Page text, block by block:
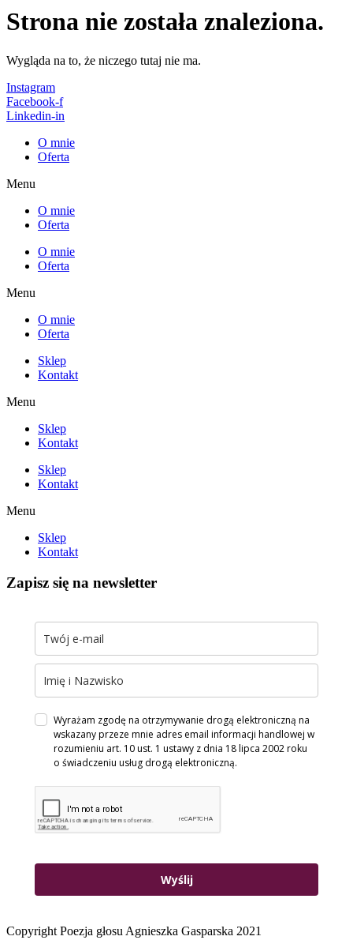
Strona nie została znaleziona.
Wygląda na to, że niczego tutaj nie ma.
Instagram
Facebook-f
Linkedin-in
O mnie
Oferta
Menu
O mnie
Oferta
O mnie
Oferta
Menu
O mnie
Oferta
Sklep
Kontakt
Menu
Sklep
Kontakt
Sklep
Kontakt
Menu
Sklep
Kontakt
Zapisz się na newsletter
Wyrażam zgodę na otrzymywanie drogą elektroniczną na
wskazany przeze mnie adres email informacji handlowej w
rozumieniu art. 10 ust. 1 ustawy z dnia 18 lipca 2002 roku
o świadczeniu usług drogą elektroniczną.
Wyślij
Copyright Poezja głosu Agnieszka Gasparska 2021